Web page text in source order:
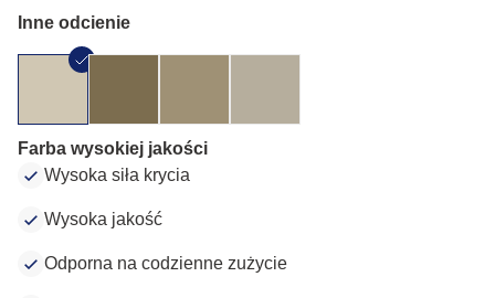
Inne odcienie
Farba wysokiej jakości
Wysoka siła krycia
Wysoka jakość
Odporna na codzienne zużycie